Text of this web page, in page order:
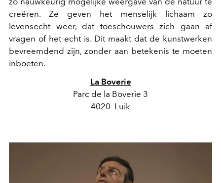
creëren. Ze geven het menselijk lichaam zo
levensecht weer, dat toeschouwers zich gaan af
vragen of het echt is. Dit maakt dat de kunstwerken
bevreemdend zijn, zonder aan betekenis te moeten
inboeten.
La Boverie
Parc de la Boverie 3
4020 Luik